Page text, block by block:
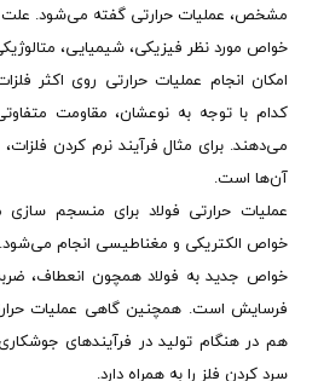
مشخص، عملیات حرارتی گفته می‌شود. علت
خواص مورد نظر فیزیکی، شیمیایی،
امکان انجام عملیات حرارتی روی اکثر
کدام با توجه به نوعشان، مقاومت
می‌دهند. برای مثال فرآیند نرم کردن
آن‌ها است.
عملیات حرارتی فولاد برای منسجم سازی
خواص الکتریکی و مغناطیسی انجام می‌شود.
خواص جدید به فولاد همچون انعطاف،
فرسایش است. همچنین گاهی عملیات
هم در هنگام تولید در فرآیندهای
سرد کردن فلز را به همراه دارد.